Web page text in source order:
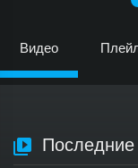
Видео
Последние